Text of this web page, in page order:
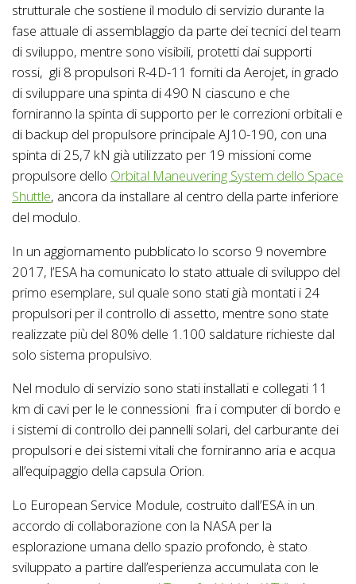
strutturale che sostiene il modulo di servizio durante la
fase attuale di assemblaggio da parte dei tecnici del team
di sviluppo, mentre sono visibili, protetti dai supporti
rossi, gli 8 propulsori R-4D-11 forniti da Aerojet, in grado
di sviluppare una spinta di 490 N ciascuno e che
forniranno la spinta di supporto per le correzioni orbitali e
di backup del propulsore principale AJ10-190, con una
spinta di 25,7 kN già utilizzato per 19 missioni come
propulsore dello Orbital Maneuvering System dello Space
Shuttle, ancora da installare al centro della parte inferiore
del modulo.
In un aggiornamento pubblicato lo scorso 9 novembre
2017, l’ESA ha comunicato lo stato attuale di sviluppo del
primo esemplare, sul quale sono stati già montati i 24
propulsori per il controllo di assetto, mentre sono state
realizzate più del 80% delle 1.100 saldature richieste dal
solo sistema propulsivo.
Nel modulo di servizio sono stati installati e collegati 11
km di cavi per le le connessioni fra i computer di bordo e
i sistemi di controllo dei pannelli solari, del carburante dei
propulsori e dei sistemi vitali che forniranno aria e acqua
all’equipaggio della capsula Orion.
Lo European Service Module, costruito dall’ESA in un
accordo di collaborazione con la NASA per la
esplorazione umana dello spazio profondo, è stato
sviluppato a partire dall’esperienza accumulata con le